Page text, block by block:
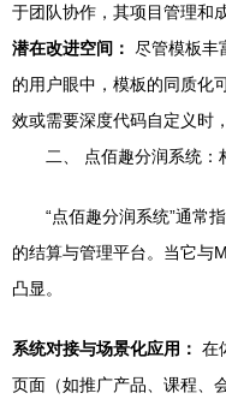
于团队协作，其项目管理和
潜在改进空间：
尽管模板丰
的用户眼中，模板的同质化
效或需要深度代码自定义时
二、 点佰趣分润系统：
“点佰趣分润系统”通常
的结算与管理平台。当它与
凸显。
系统对接与场景化应用： 在
页面（如推广产品、课程、